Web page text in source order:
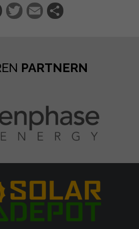
Facebook
Twitter
Email
PARTNERN